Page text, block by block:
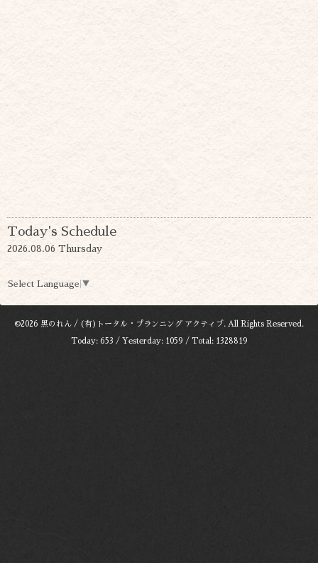
Today's Schedule
2026.08.06 Thursday
Select Language ▼
©2026 黒のれん / (有)トータル・プランニング アクティブ . All Rights Reserved.
Today: 653 / Yesterday: 1059 / Total: 1328819